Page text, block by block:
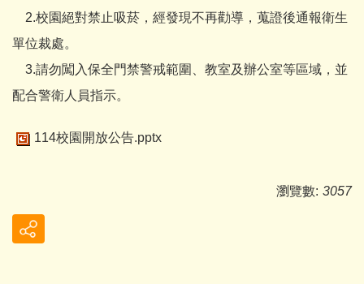
2.校園絕對禁止吸菸，經發現不再勸導，蒐證後通報衛生
單位裁處。
3.請勿闖入保全門禁警戒範圍、教室及辦公室等區域，並
配合警衛人員指示。
114校園開放公告.pptx
瀏覽數: 3057